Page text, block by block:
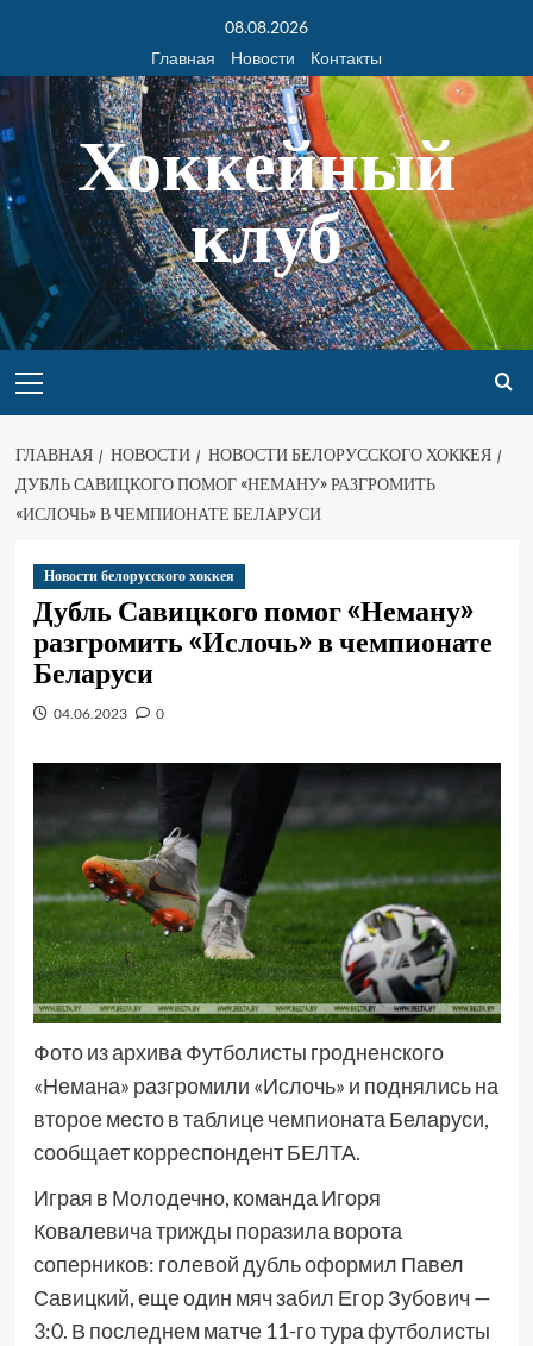
08.08.2026
Главная
Новости Контакты
Хоккейный
клуб
ГЛАВНАЯ НОВОСТИ
НОВОСТИ БЕЛОРУССКОГО ХОККЕЯ
ДУБЛЬ САВИЦКОГО ПОМОГ «НЕМАНУ» РАЗГРОМИТЬ
«ИСЛОЧЬ» В ЧЕМПИОНАТЕ БЕЛАРУСИ
Новости белорусского хоккея
Дубль Савицкого помог «Неману»
разгромить «Ислочь» в чемпионате
Беларуси
04.06.2023 0
Фото из архива Футболисты гродненского
«Немана» разгромили «Ислочь» и поднялись на
второе место в таблице чемпионата Беларуси,
сообщает корреспондент БЕЛТА.
Играя в Молодечно, команда Игоря
Ковалевича трижды поразила ворота
соперников: голевой дубль оформил Павел
Савицкий, еще один мяч забил Егор Зубович —
3:0. В последнем матче 11-го тура футболисты